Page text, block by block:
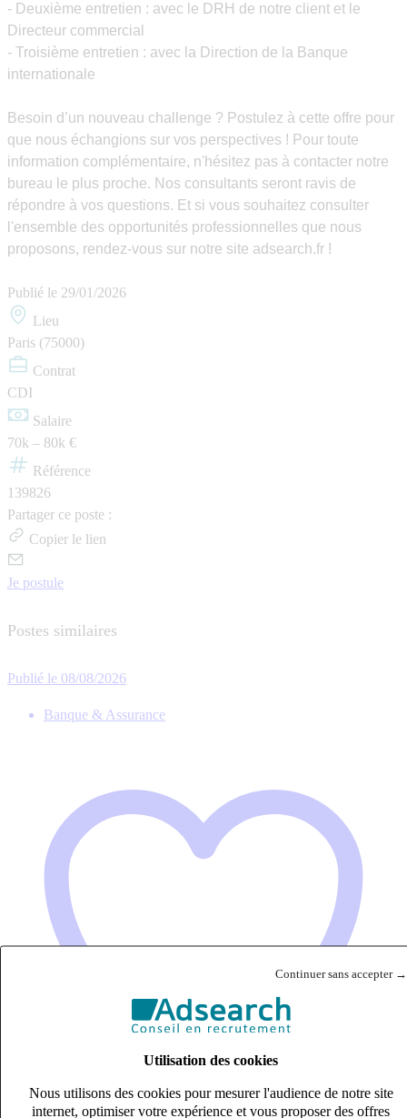
Continuer sans accepter →
Utilisation des cookies
Nous utilisons des cookies pour mesurer l'audience de notre site
internet, optimiser votre expérience et vous proposer des offres
- Deuxième entretien : avec le DRH de notre client et le
Directeur commercial
- Troisième entretien : avec la Direction de la Banque
internationale
Besoin d’un nouveau challenge ? Postulez à cette offre pour
que nous échangions sur vos perspectives ! Pour toute
information complémentaire, n'hésitez pas à contacter notre
bureau le plus proche. Nos consultants seront ravis de
répondre à vos questions. Et si vous souhaitez consulter
l'ensemble des opportunités professionnelles que nous
proposons, rendez-vous sur notre site adsearch.fr !
Publié le 29/01/2026
Lieu
Paris (75000)
Contrat
CDI
Salaire
70k – 80k €
Référence
139826
Partager ce poste :
Copier le lien
Je postule
Postes similaires
Publié le 08/08/2026
Banque & Assurance